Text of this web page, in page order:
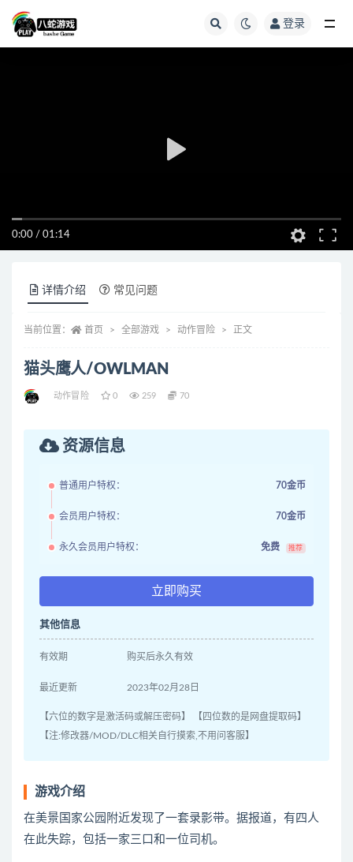
登录
0:00 / 01:14
详情介绍 常见问题
当前位置： 首页 全部游戏 动作冒险 正文
猫头鹰人/OWLMAN
动作冒险 0 259 70
资源信息
普通用户特权： 70金币
会员用户特权： 70金币
永久会员用户特权： 免费 推荐
立即购买
其他信息
有效期 购买后永久有效
最近更新 2023年02月28日
【六位的数字是激活码或解压密码】 【四位数的是网盘提取码】
【注:修改器/MOD/DLC相关自行摸索,不用问客服】
游戏介绍
在美景国家公园附近发现了一套录影带。据报道，有四人
在此失踪，包括一家三口和一位司机。